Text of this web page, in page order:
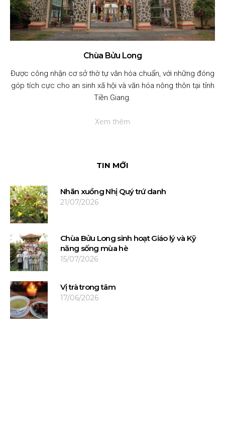
Chùa Bửu Long
Được công nhận cơ sở thờ tự văn hóa chuẩn, với những đóng
góp tích cực cho an sinh xã hội và văn hóa nông thôn tại tỉnh
Tiền Giang.
Xem thêm
TIN MỚI
Nhãn xuồng Nhị Quý trứ danh
21/07/2026
Chùa Bửu Long sinh hoạt Giáo lý và Kỹ
năng sống mùa hè
15/07/2026
Vị trà trong tâm
17/06/2026